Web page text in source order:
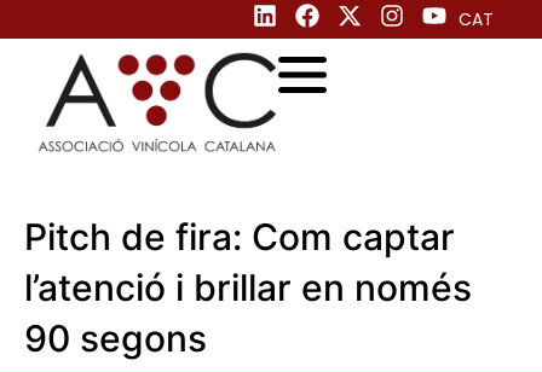
CAT
Pitch de fira: Com captar
l’atenció i brillar en només
90 segons